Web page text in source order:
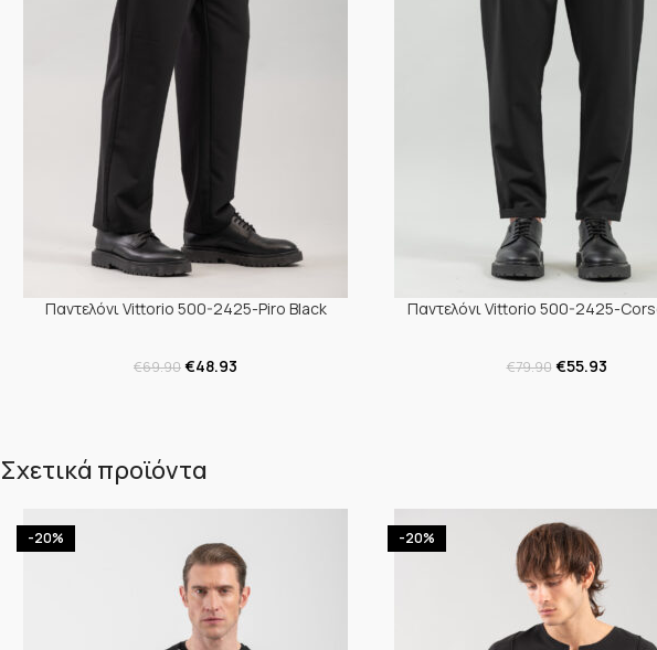
Παντελόνι Vittorio 500-2425-Piro Black
€69.90€48.93
Παντελόνι Vittorio 500-2425-
€79.90 €55.93
Σχετικά προϊόντα
-20% -20%